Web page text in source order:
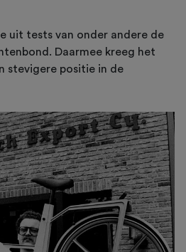
uit tests van onder andere de
Daarmee kreeg het
stevigere positie in de